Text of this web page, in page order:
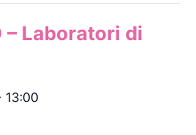
– Laboratori di
13:00